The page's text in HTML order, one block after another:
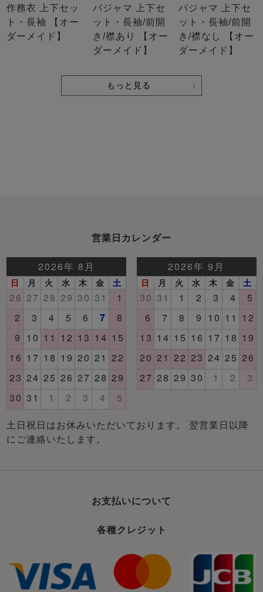
作務衣 上下セッ
ト・長袖 【オー
ダーメイド】
パジャマ 上下セ
ット・長袖/前開
き/襟あり 【オー
ダーメイド】
パジャマ 上下セ
ット・長袖/前開
き/襟なし 【オー
ダーメイド】
もっと見る
営業日カレンダー
土日祝日はお休みいただいております。 翌営業日以降
にご連絡いたします。
お支払いについて
各種クレジット